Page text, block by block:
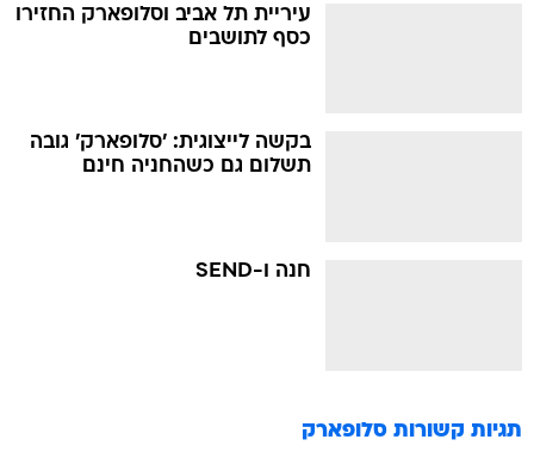
עיריית תל אביב וסלופארק החזירו
כסף לתושבים
בקשה לייצוגית: 'סלופארק' גובה
תשלום גם כשהחניה חינם
חנה ו-SEND
תגיות קשורות סלופארק